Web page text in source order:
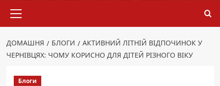
меню
ДОМАШНЯ БЛОГИ
АКТИВНИЙ ЛІТНІЙ ВІДПОЧИНОК У
ЧЕРНІВЦЯХ: ЧОМУ КОРИСНО ДЛЯ ДІТЕЙ РІЗНОГО ВІКУ
Блоги